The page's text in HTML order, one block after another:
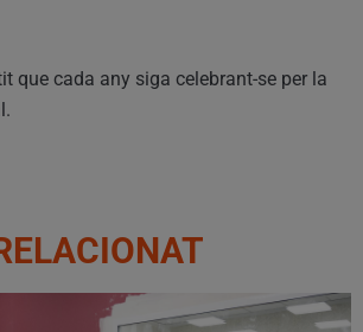
que cada any siga celebrant-se per la